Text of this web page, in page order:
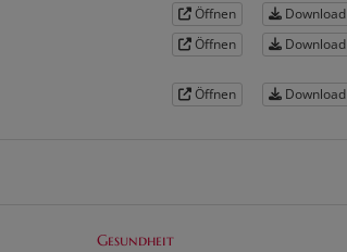
Öffnen Download
Öffnen Download
Öffnen Download
Gesundheit